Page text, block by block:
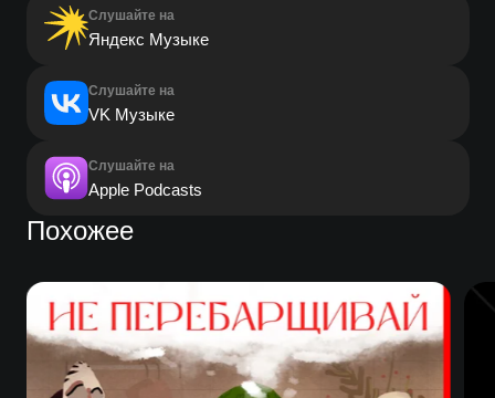
Слушайте на
Яндекс Музыке
Слушайте на
VK Музыке
Слушайте на
Apple Podcasts
Похожее